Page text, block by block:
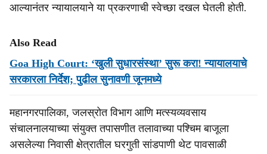
आल्यानंतर न्यायालयाने या प्रकरणाची स्वेच्छा दखल घेतली होती.
Also Read
Goa High Court: ‘खुली सुधारसंस्था’ सुरू करा! न्यायालयाचे
सरकारला निर्देश; पुढील सुनावणी जूनमध्ये
महानगरपालिका, जलस्रोत विभाग आणि मत्स्यव्यवसाय
संचालनालयाच्या संयुक्त तपासणीत तलावाच्या पश्चिम बाजूला
असलेल्या निवासी क्षेत्रातील घरगुती सांडपाणी थेट पावसाळी